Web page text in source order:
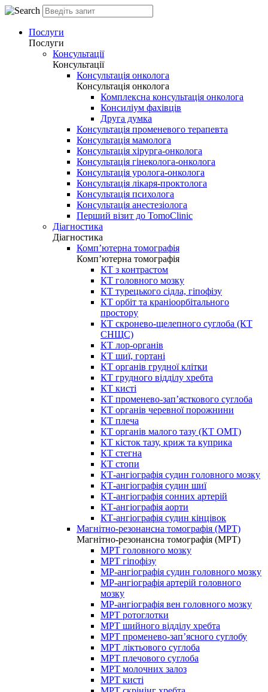
Послуги
Послуги
Консультації
Консультації
Консультація онколога
Консультація онколога
Комплексна консультація онколога
Консиліум фахівців
Друга думка
Консультація променевого терапевта
Консультація мамолога
Консультація хірурга-онколога
Консультація гінеколога-онколога
Консультація уролога-онколога
Консультація лікаря-проктолога
Консультація психолога
Консультація анестезіолога
Перший візит до TomoClinic
Діагностика
Діагностика
Комп’ютерна томографія
Комп’ютерна томографія
КТ з контрастом
КТ головного мозку
КТ турецького сідла, гіпофізу
КТ орбіт та краніоорбітального
простору
КТ скронево-щелепного суглоба (КТ
СНЩС)
КТ лор-органів
КТ шиї, гортані
КТ органів грудної клітки
КТ грудного відділу хребта
КТ кисті
КТ променево-зап’ясткового суглоба
КТ органів черевної порожнини
КТ плеча
КТ органів малого тазу (КТ ОМТ)
КТ кісток тазу, криж та куприка
КТ стегна
КТ стопи
КТ-ангіографія судин головного мозку
КТ-ангіографія судин шиї
КТ-ангіографія сонних артерій
КТ-ангіографія аорти
КТ-ангіографія судин кінцівок
Магнітно-резонансна томографія (МРТ)
Магнітно-резонансна томографія (МРТ)
МРТ головного мозку
МРТ гіпофізу
МР-ангіографія судин головного мозку
МР-ангіографія артерій головного
мозку
МР-ангіографія вен головного мозку
МРТ ротоглотки
МРТ шийного відділу хребта
МРТ променево-зап’ясного суглобу
МРТ ліктьового суглоба
МРТ плечового суглоба
МРТ молочних залоз
МРТ кисті